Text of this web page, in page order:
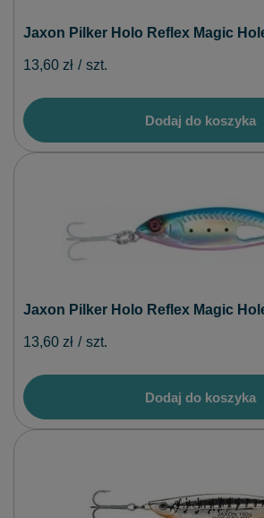
Jaxon Pilker Holo Reflex Magic
13,60 zł / szt.
Dodaj do koszyka
Jaxon Pilker Holo Reflex Magic
13,60 zł / szt.
Dodaj do koszyka